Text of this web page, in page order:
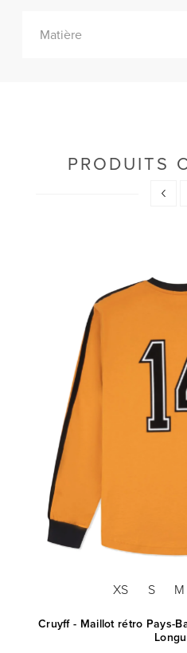
Matière
PRODUITS
XS S M
Cruyff - Maillot rétro Pays-